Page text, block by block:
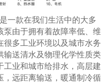
是一款在我们生活中的大多
泵由于拥有着故障率低、维
很多工业环境以及城市水务
输送清水及物理化学性质类
工业和城市给排水，高层建
，远距离输送，暖通制冷循